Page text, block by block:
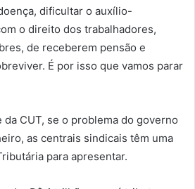
dificultar o auxílio-
o direito dos trabalhadores,
de receberem pensão e
É por isso que vamos parar
CUT, se o problema do governo
as centrais sindicais têm uma
para apresentar.